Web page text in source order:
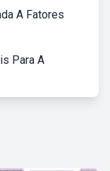
A Fatores
Para A